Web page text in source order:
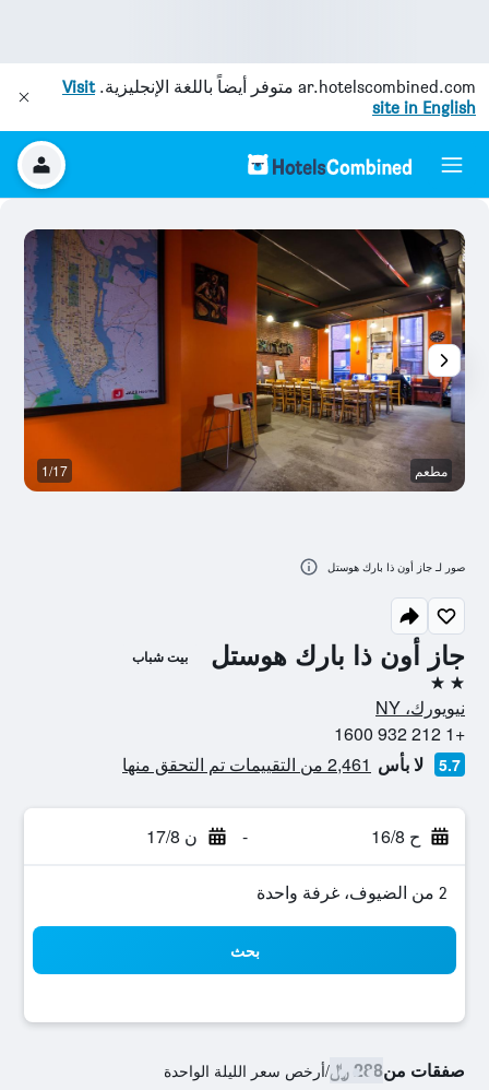
ar.hotelscombined.com متوفر أيضاً باللغة الإنجليزية.Visit
site in English
جاز أون ذا بارك هوستل بيت شباب
2 نجمتين
نيويورك، NY
+1 212 932 1600
5.7 لا بأس 2,461 من التقييمات تم التحقق منها
ح 16/8 - ن 17/8
2 من الضيوف، غرفة واحدة
بحث
صفقات من288 ﷼ /أرخص سعر الليلة الواحدة
مطعم 1/17
صور لـ جاز أون ذا بارك هوستل